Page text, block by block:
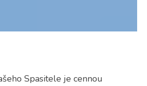
Spasitele je cennou